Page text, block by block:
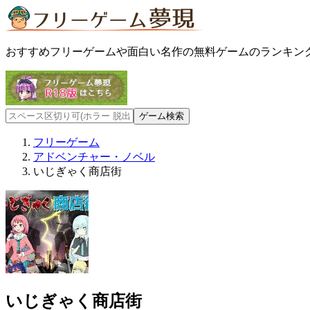
おすすめフリーゲームや面白い名作の無料ゲームのランキン
フリーゲーム
アドベンチャー・ノベル
いじぎゃく商店街
いじぎゃく商店街